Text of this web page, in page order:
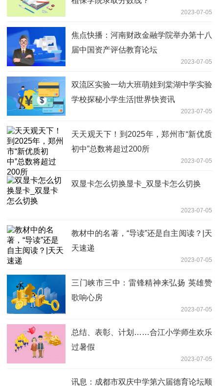
2023-07-05
焦点快播：河南财政金融学院举办第十八
届中国资产评估教育论坛
2023-07-05
双流区实验一幼大班萌娃到棠湖中学实验
学校探秘小学生活|世界快资讯
2023-07-05
天天观天下！到2025年，郑州市“新优质
初中”总数将超过200所
2023-07-05
双显卡怎么切换显卡_双显卡怎么切换
2023-07-05
教材中的名著，“导读”还是自主阅读？|天
天速递
2023-07-05
三门峡市三中：雷锋精神来弘扬 英雄赞
歌响心房
2023-07-05
总结、表彰、计划……合江小学师生欢乐
过暑假
2023-07-05
讯息：成都市双庆中学第六届德育论坛顺